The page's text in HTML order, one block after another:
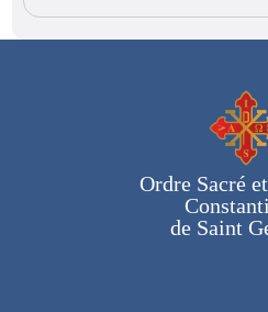
Ordre Sacré
de Saint